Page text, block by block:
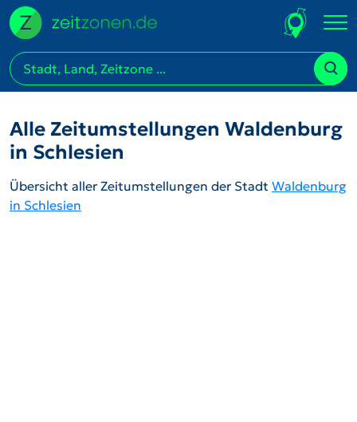
Alle Zeitumstellungen Waldenburg
in Schlesien
Übersicht aller Zeitumstellungen der Stadt Waldenburg
in Schlesien